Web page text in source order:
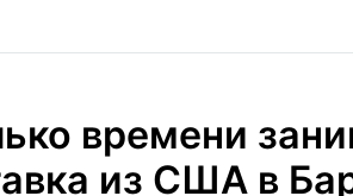
времени
из США в